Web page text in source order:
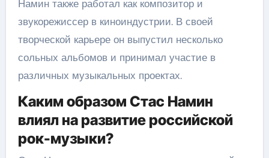
Намин также работал как композитор и
звукорежиссер в киноиндустрии. В своей
творческой карьере он выпустил несколько
сольных альбомов и принимал участие в
различных музыкальных проектах.
Каким образом Стас Намин
влиял на развитие российской
рок-музыки?